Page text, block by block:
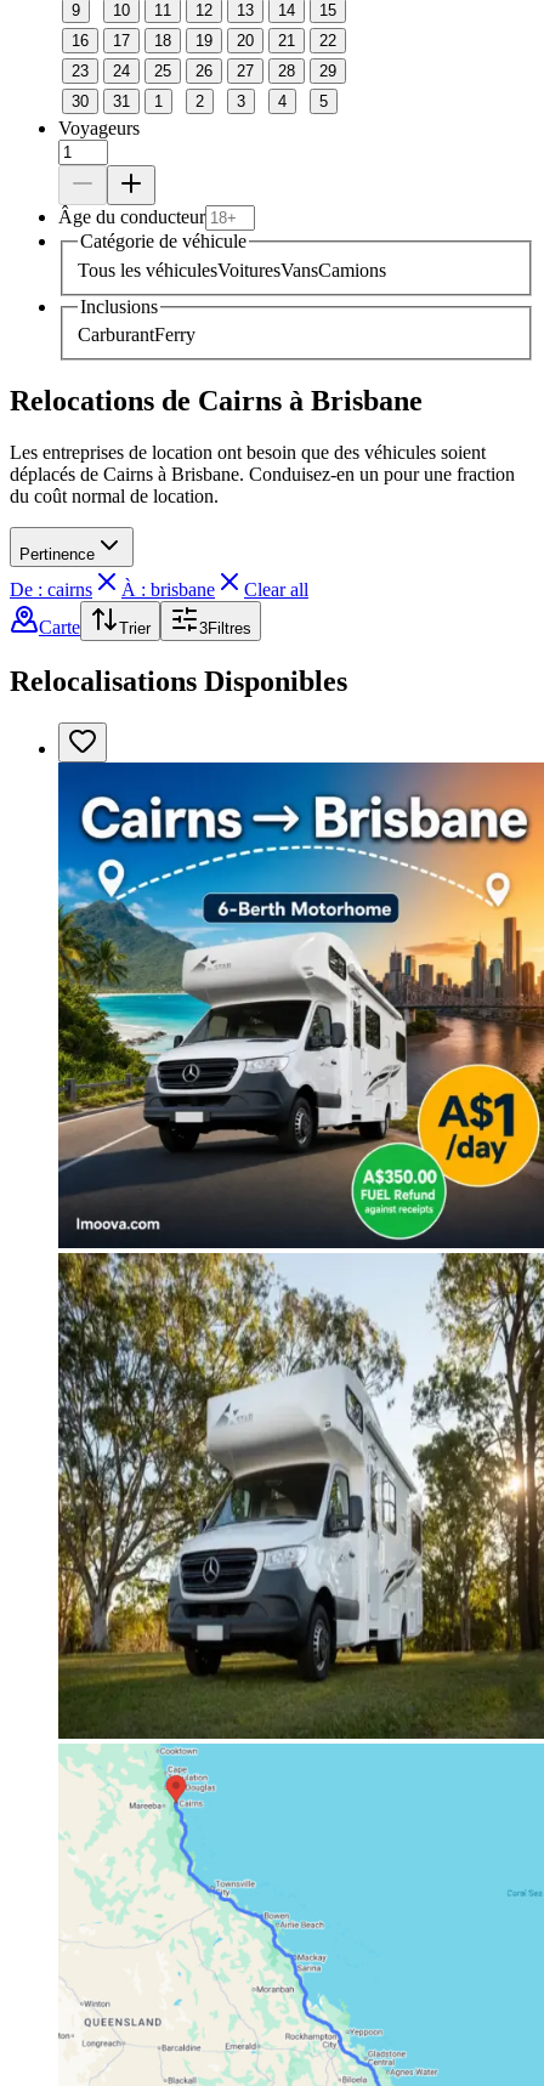
9
10 11 12 13 14
15
16
17 18 19 20 21
22
23
24 25 26 27 28
29
30
31 1 2 3 4 5
Voyageurs
Âge du conducteur
Catégorie de véhicule
Tous les véhiculesVoituresVansCamions
Inclusions
CarburantFerry
Relocations de Cairns à Brisbane
Les entreprises de location ont besoin que des véhicules soient
déplacés de Cairns à Brisbane. Conduisez-en un pour une fraction
du coût normal de location.
Pertinence
De : cairns À : brisbane
Clear all
Carte
Trier 3Filtres
Relocalisations Disponibles